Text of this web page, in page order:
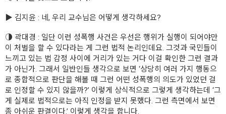
▶ 김지윤 : 네, 우리 교수님은 어떻게 생각하세요?
◑ 곽대경 : 일단 이런 성폭행 사건은 우선은 행위가 실행이 되어야만
이 처벌을 할 수 있다라는 게 그런 법적 논리인데요. 그것과 국민들이
느끼고 있는 법 감정 사이에 거리가 있는 거다 이걸 확인한 그런 결과
가 아닌가. 그래서 일반인들 생각으로 보면 ‘상당히 여러 가지 행동으
로 종합적으로 판단을 해볼 때 그런 어떤 성폭행의 의도가 있었던 걸
로 인정할 수 있지 않을까?’ 이렇게 상식적으로 그렇게 생각하는데 ‘그
게 실제로 법적으로는 아직 인정을 받지 못했다. 그런 측면에서 보면
좀 아쉬운 판결이다.’ 이렇게 생각을 합니다.